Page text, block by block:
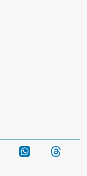
Telegram WhatsApp